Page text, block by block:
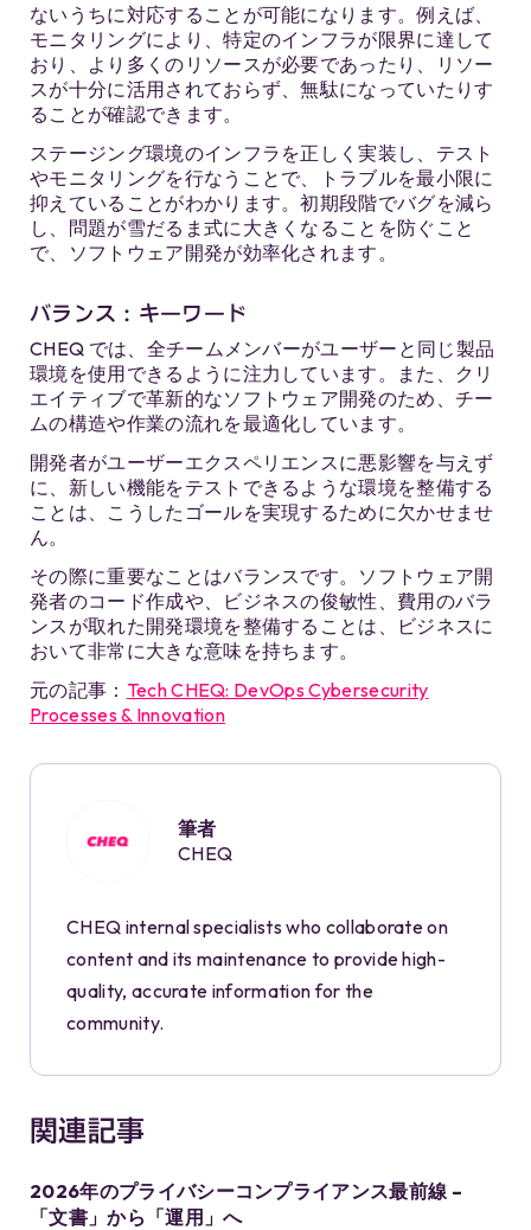
ないうちに対応することが可能になります。例えば、
モニタリングにより、特定のインフラが限界に達して
おり、より多くのリソースが必要であったり、リソー
スが十分に活用されておらず、無駄になっていたりす
ることが確認できます。
ステージング環境のインフラを正しく実装し、テスト
やモニタリングを行なうことで、トラブルを最小限に
抑えていることがわかります。初期段階でバグを減ら
し、問題が雪だるま式に大きくなることを防ぐこと
で、ソフトウェア開発が効率化されます。
バランス：キーワード
CHEQ では、全チームメンバーがユーザーと同じ製品
環境を使用できるように注力しています。また、クリ
エイティブで革新的なソフトウェア開発のため、チー
ムの構造や作業の流れを最適化しています。
開発者がユーザーエクスペリエンスに悪影響を与えず
に、新しい機能をテストできるような環境を整備する
ことは、こうしたゴールを実現するために欠かせませ
ん。
その際に重要なことはバランスです。ソフトウェア開
発者のコード作成や、ビジネスの俊敏性、費用のバラ
ンスが取れた開発環境を整備することは、ビジネスに
おいて非常に大きな意味を持ちます。
元の記事： Tech CHEQ: DevOps Cybersecurity
Processes & Innovation
筆者
CHEQ
CHEQ internal specialists who collaborate on
content and its maintenance to provide high-
quality, accurate information for the
community.
関連記事
2026年のプライバシーコンプライアンス最前線 –
「文書」から「運用」へ